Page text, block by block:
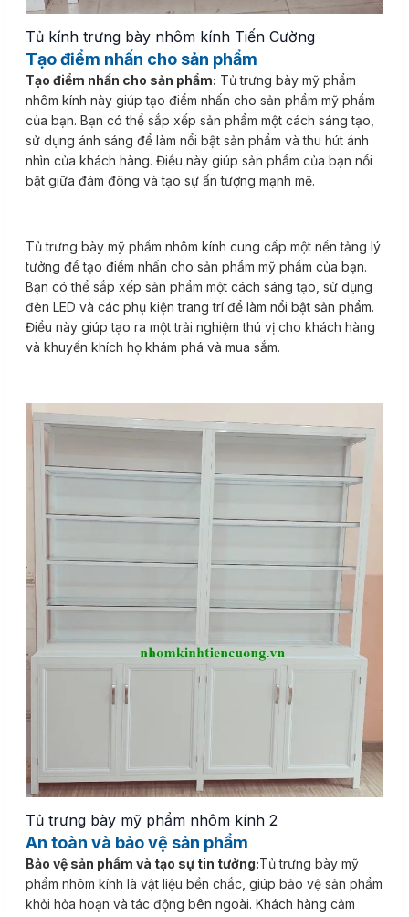
Tủ kính trưng bày nhôm kính Tiến Cường
Tạo điểm nhấn cho sản phẩm
Tạo điểm nhấn cho sản phẩm: Tủ trưng bày mỹ phẩm
nhôm kính này giúp tạo điểm nhấn cho sản phẩm mỹ phẩm
của bạn. Bạn có thể sắp xếp sản phẩm một cách sáng tạo,
sử dụng ánh sáng để làm nổi bật sản phẩm và thu hút ánh
nhìn của khách hàng. Điều này giúp sản phẩm của bạn nổi
bật giữa đám đông và tạo sự ấn tượng mạnh mẽ.
Tủ trưng bày mỹ phẩm nhôm kính cung cấp một nền tảng lý
tưởng để tạo điểm nhấn cho sản phẩm mỹ phẩm của bạn.
Bạn có thể sắp xếp sản phẩm một cách sáng tạo, sử dụng
đèn LED và các phụ kiện trang trí để làm nổi bật sản phẩm.
Điều này giúp tạo ra một trải nghiệm thú vị cho khách hàng
và khuyến khích họ khám phá và mua sắm.
Tủ trưng bày mỹ phẩm nhôm kính 2
An toàn và bảo vệ sản phẩm
Bảo vệ sản phẩm và tạo sự tin tưởng:Tủ trưng bày mỹ
phẩm nhôm kính là vật liệu bền chắc, giúp bảo vệ sản phẩm
khỏi hỏa hoạn và tác động bên ngoài. Khách hàng cảm